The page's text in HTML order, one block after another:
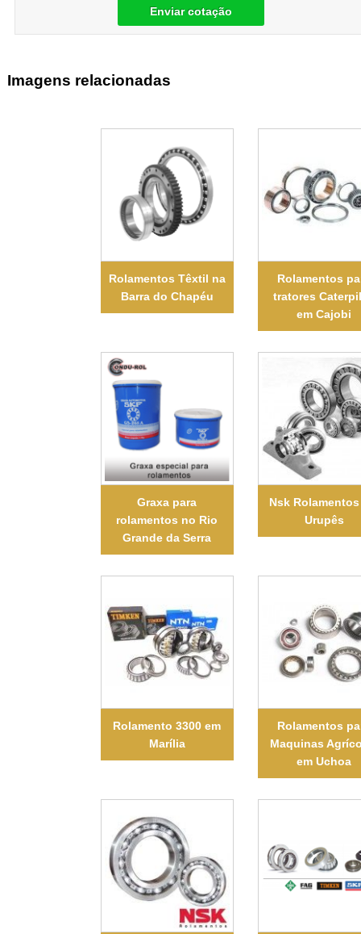
Enviar cotação
Imagens relacionadas
Rolamentos Têxtil na
Barra do Chapéu
Rolamentos
tratores
em Cajobi
Graxa para
rolamentos no Rio
Grande da Serra
Nsk
Urupês
Rolamento 3300 em
Marília
Rolamentos
Maquinas
em Uchoa